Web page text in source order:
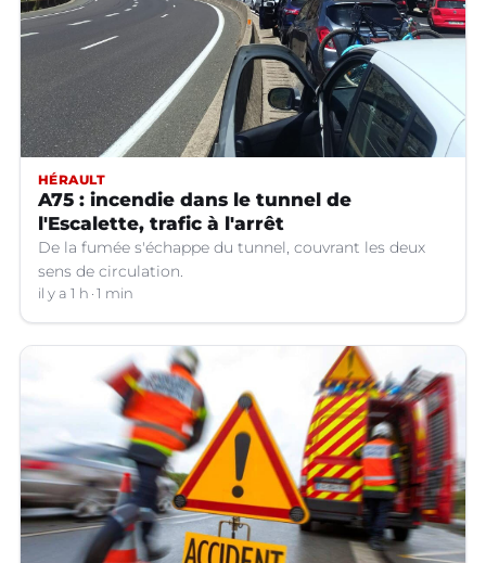
HÉRAULT
A75 : incendie dans le tunnel de
l'Escalette, trafic à l'arrêt
De la fumée s'échappe du tunnel, couvrant les deux
sens de circulation.
il y a 1 h 1 min